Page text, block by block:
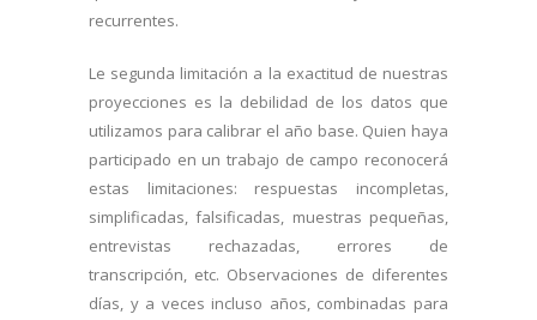
recurrentes.
Le segunda limitación a la exactitud de nuestras
proyecciones es la debilidad de los datos que
utilizamos para calibrar el año base. Quien haya
participado en un trabajo de campo reconocerá
estas limitaciones: respuestas incompletas,
simplificadas, falsificadas, muestras pequeñas,
entrevistas rechazadas, errores de
transcripción, etc. Observaciones de diferentes
días, y a veces incluso años, combinadas para